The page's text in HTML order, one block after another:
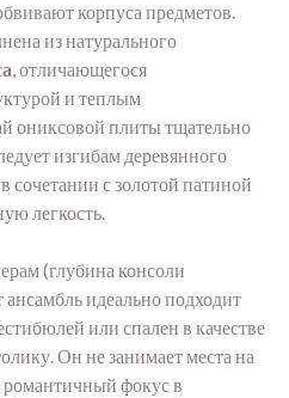
корпуса предметов.
из натурального
, отличающегося
и теплым
ониксовой плиты тщательно
изгибам деревянного
сочетании с золотой патиной
легкость.
(глубина консоли
ансамбль идеально подходит
или спален в качестве
Он не занимает места на
романтичный фокус в